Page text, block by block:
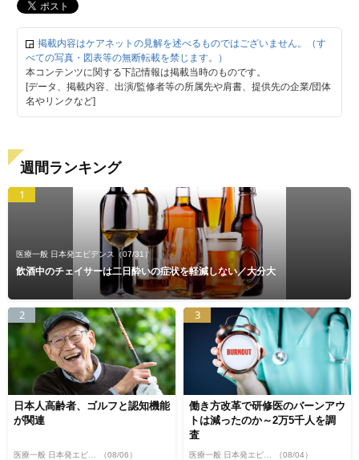
掲載内容はケアネットの見解を述べるものではございません。（す
べての写真・図表等の無断転載を禁じます。）
本コンテンツに関する下記情報は掲載当時のものです。
[データ、掲載内容、出演/監修者等の所属先や肩書、提供先の企業/団体
名やリンクなど]
週間ランキング
1
医療一般 日本発エビデンス （07/31）
飲酒中のチェイサーは二日酔いの症状を軽減しない／大分大
2
日本人高齢者、ゴルフと認知機能
が関連
（08/06）
3
働き方改革で研修医のバーンアウ
トは減ったのか～2万5千人を調
査
（08/04）